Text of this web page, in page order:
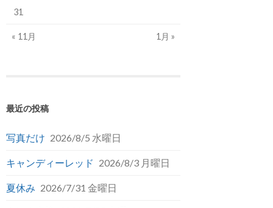
31
« 11月 1月 »
最近の投稿
写真だけ 2026/8/5 水曜日
キャンディーレッド 2026/8/3 月曜日
夏休み 2026/7/31 金曜日